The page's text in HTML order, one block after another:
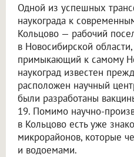
Одной из успешных
наукограда к
Кольцово — рабочий
в Новосибирской
примыкающий к самому
наукоград известен
расположен научный
были разработаны
19. Помимо научно-
в Кольцово есть уже
микрорайонов, которые
и водоемами.